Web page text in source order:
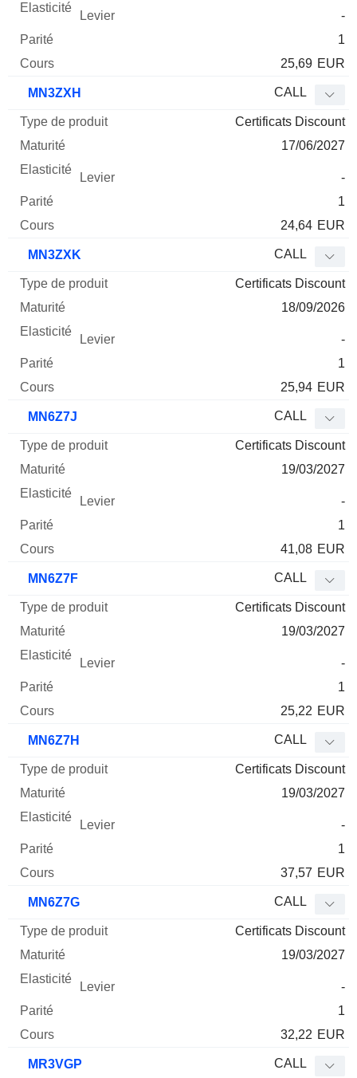
-
1
25,69 EUR
MN3ZXH CALL
Certificats Discount
17/06/2027
-
1
24,64 EUR
MN3ZXK CALL
Certificats Discount
18/09/2026
-
1
25,94 EUR
MN6Z7J CALL
Certificats Discount
19/03/2027
-
1
41,08 EUR
MN6Z7F CALL
Certificats Discount
19/03/2027
-
1
25,22 EUR
MN6Z7H CALL
Certificats Discount
19/03/2027
-
1
37,57 EUR
MN6Z7G CALL
Certificats Discount
19/03/2027
-
1
32,22 EUR
MR3VGP CALL